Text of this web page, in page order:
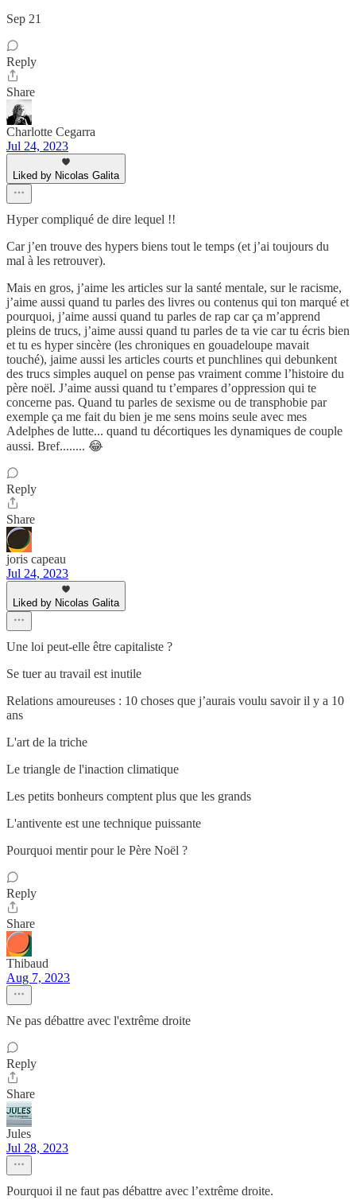
Sep 21
Reply
Share
Charlotte Cegarra
Jul 24, 2023
Liked by Nicolas Galita
Hyper compliqué de dire lequel !!
Car j’en trouve des hypers biens tout le temps (et j’ai toujours du
mal à les retrouver).
Mais en gros, j’aime les articles sur la santé mentale, sur le racisme,
j’aime aussi quand tu parles des livres ou contenus qui ton marqué et
pourquoi, j’aime aussi quand tu parles de rap car ça m’apprend
pleins de trucs, j’aime aussi quand tu parles de ta vie car tu écris bien
et tu es hyper sincère (les chroniques en gouadeloupe mavait
touché), jaime aussi les articles courts et punchlines qui debunkent
des trucs simples auquel on pense pas vraiment comme l’histoire du
père noël. J’aime aussi quand tu t’empares d’oppression qui te
concerne pas. Quand tu parles de sexisme ou de transphobie par
exemple ça me fait du bien je me sens moins seule avec mes
Adelphes de lutte... quand tu décortiques les dynamiques de couple
aussi. Bref........ 😂
Reply
Share
joris capeau
Jul 24, 2023
Liked by Nicolas Galita
Une loi peut-elle être capitaliste ?
Se tuer au travail est inutile
Relations amoureuses : 10 choses que j’aurais voulu savoir il y a 10
ans
L'art de la triche
Le triangle de l'inaction climatique
Les petits bonheurs comptent plus que les grands
L'antivente est une technique puissante
Pourquoi mentir pour le Père Noël ?
Reply
Share
Thibaud
Aug 7, 2023
Ne pas débattre avec l'extrême droite
Reply
Share
Jules
Jul 28, 2023
Pourquoi il ne faut pas débattre avec l’extrême droite.